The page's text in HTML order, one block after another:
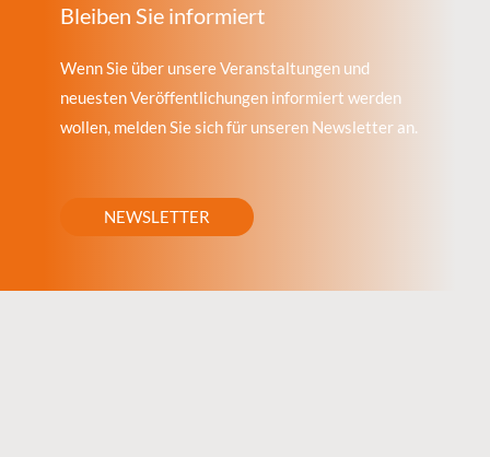
Bleiben Sie informiert
Wenn Sie über unsere Veranstaltungen und
neuesten Veröffentlichungen informiert werden
wollen, melden Sie sich für unseren Newsletter an.
NEWSLETTER